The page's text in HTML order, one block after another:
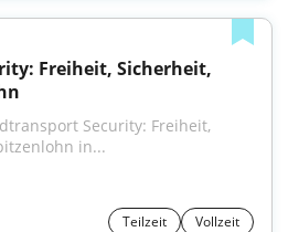
Freiheit, Sicherheit,
Security: Freiheit,
in...
Teilzeit Vollzeit